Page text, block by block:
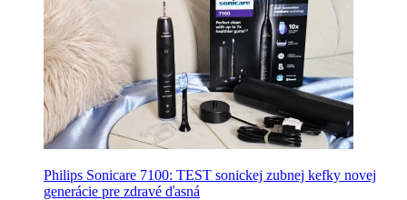
Philips Sonicare 7100: TEST sonickej zubnej kefky novej
generácie pre zdravé ďasná